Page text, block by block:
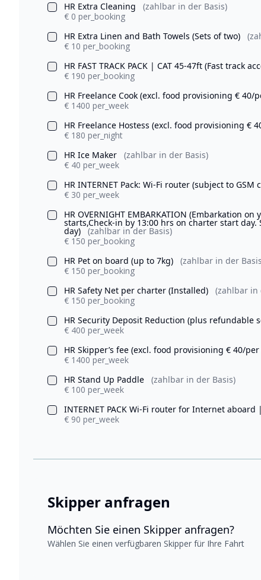
HR Extra Cleaning
(zahlbar in der Basis)
€ 0 per_booking
HR Extra Linen and Bath Towels (Sets of two)
€ 10 per_booking
HR FAST TRACK PACK | CAT 45-47ft (Fast track
€ 190 per_booking
HR Freelance Cook (excl. food provisioning € 40/
€ 1400 per_week
HR Freelance Hostess (excl. food provisioning €
€ 180 per_night
HR Ice Maker
(zahlbar in der Basis)
€ 40 per_week
HR INTERNET Pack: Wi-Fi router (subject to GSM
€ 30 per_week
HR OVERNIGHT EMBARKATION (Embarkation
starts,Check-in by 13:00 hrs on charter start
day)
(zahlbar in der Basis)
€ 150 per_booking
HR Pet on board (up to 7kg)
(zahlbar in der
€ 150 per_booking
HR Safety Net per charter (Installed)
(zahlbar in
€ 150 per_booking
HR Security Deposit Reduction (plus refundable
€ 400 per_week
HR Skipper’s fee (excl. food provisioning € 40/per
€ 1400 per_week
HR Stand Up Paddle
(zahlbar in der Basis)
€ 100 per_week
INTERNET PACK Wi-Fi router for Internet
€ 90 per_week
Skipper anfragen
Möchten Sie einen Skipper anfragen?
Wählen Sie einen verfügbaren Skipper für Ihre Fahrt